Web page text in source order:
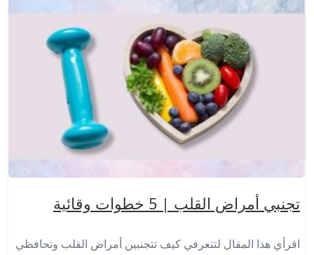
تجنبي أمراض القلب | 5 خطوات وقائية
اقرأي هذا المقال لتتعرفي كيف تتجنبين أمراض القلب وتحافظي